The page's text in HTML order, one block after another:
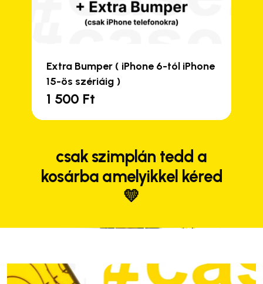
Extra Bumper ( iPhone 6-tól iPhone
15-ös szériáig )
1 500 Ft
csak szimplán tedd a
kosárba amelyikkel kéred
💛
Close
Close